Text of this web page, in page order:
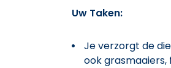
Uw Taken:
Je verzorgt de
ook